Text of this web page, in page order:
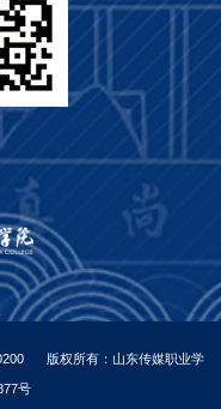
版权所有：山东传媒职业学
号